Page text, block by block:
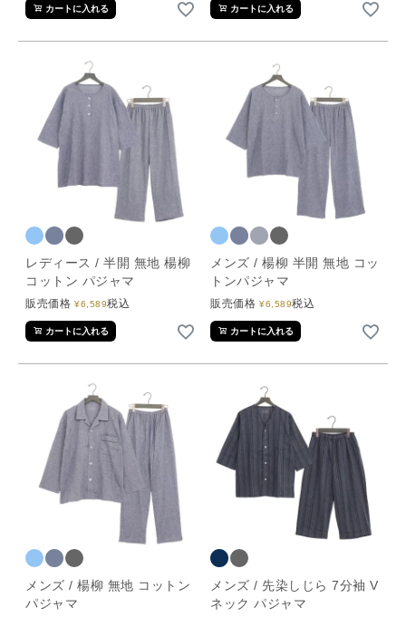
カートに入れる カートに入れる
レディース / 半開 無地 楊柳
コットン パジャマ
販売価格 ¥6,589税込
カートに入れる
メンズ / 楊柳 半開 無地 コッ
トンパジャマ
販売価格 ¥6,589税込
カートに入れる
メンズ / 楊柳 無地 コットン
パジャマ
メンズ / 先染しじら 7分袖 V
ネック パジャマ